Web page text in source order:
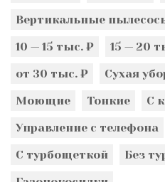
Вертикальные
10 — 15 тыс. ₽
15 — 20
от 30 тыс. ₽
Сухая
Моющие
Тонкие
С
Управление с телефона
С турбощеткой
Без